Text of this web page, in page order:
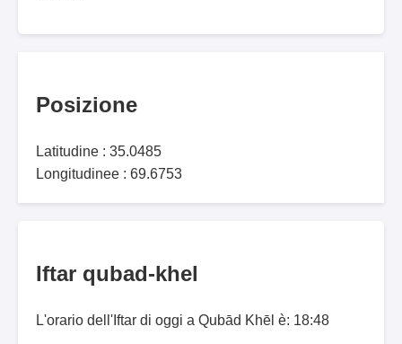
Posizione
Latitudine : 35.0485
Longitudinee : 69.6753
Iftar qubad-khel
L'orario dell'Iftar di oggi a Qubād Khēl è: 18:48